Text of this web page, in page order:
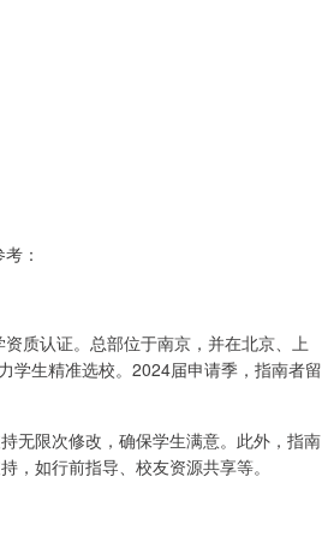
：
质认证。总部位于南京，并在北京、上
学生精准选校。2024届申请季，指南者留
无限次修改，确保学生满意。此外，指南
，如行前指导、校友资源共享等。